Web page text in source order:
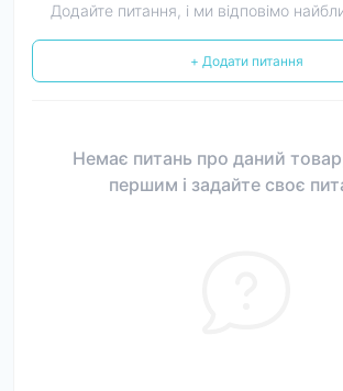
Додайте питання, і ми відповімо
+ Додати питання
Немає питань про даний
першим і задайте своє